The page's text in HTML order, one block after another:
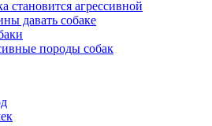
становится агрессивной
давать собаке
породы собак